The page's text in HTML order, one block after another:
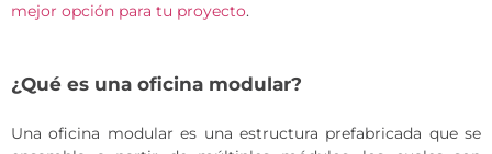
mejor opción para tu proyecto.
¿Qué es una oficina modular?
Una oficina modular es una estructura prefabricada que se